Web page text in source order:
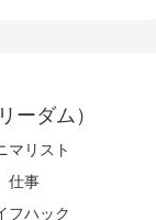
ーダム）
マリスト
仕事
フハック